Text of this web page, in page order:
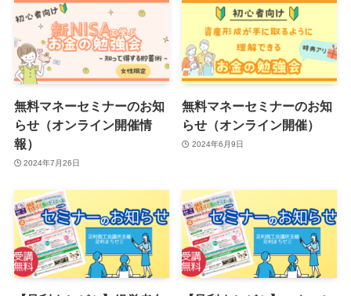
無料マネーセミナーのお知
らせ（オンライン開催情
報）
2024年7月26日
無料マネーセミナーのお知
らせ（オンライン開催）
2024年6月9日